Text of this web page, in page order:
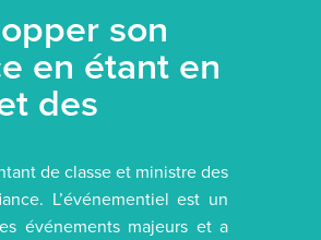
son
en étant en
des
de classe et ministre des
L’événementiel est un
événements majeurs et a